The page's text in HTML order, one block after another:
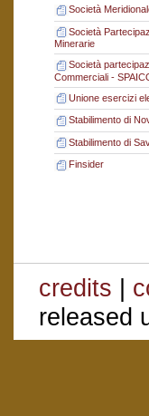
Società
Società
Minerarie
Società
Commerciali -
Unione esercizi
Stabilimento di
Stabilimento di
Finsider
credits |
released